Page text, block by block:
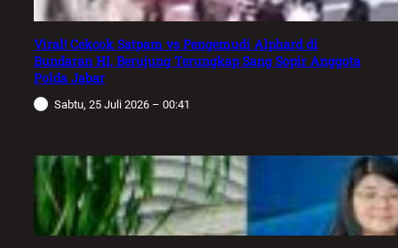
Viral! Cekcok Satpam vs Pengemudi Alphard di
Bundaran HI, Berujung Terungkap Sang Sopir Anggota
Polda Jabar
Sabtu, 25 Juli 2026 – 00:41